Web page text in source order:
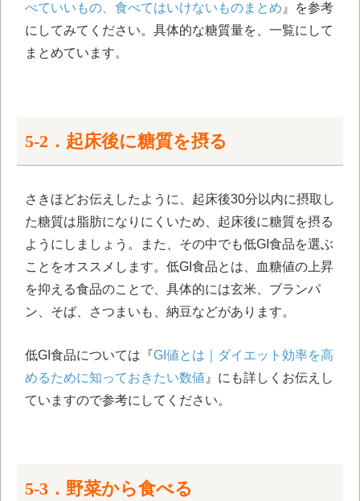
べていいもの、食べてはいけないものまとめ 』を参考
にしてみてください。具体的な糖質量を、一覧にして
まとめています。
5-2．起床後に糖質を摂る
さきほどお伝えしたように、起床後30分以内に摂取し
た糖質は脂肪になりにくいため、起床後に糖質を摂る
ようにしましょう。また、その中でも低GI 食品を選ぶ
ことをオススメします。低GI 食品とは、血糖値の上昇
を抑える食品のことで、具体的には玄米、ブランパ
ン、そば、さつまいも、納豆などがあります。
低GI 食品については『GI値とは｜ダイエット効率を高
めるために知っておきたい数値 』にも詳しくお伝えし
ていますので参考にしてください。
5-3．野菜から食べる